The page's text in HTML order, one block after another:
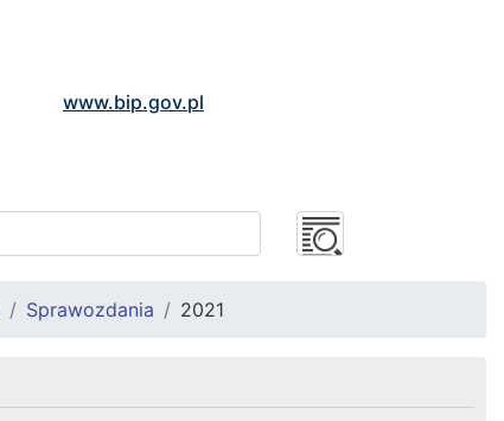
www.bip.gov.pl
Sprawozdania 2021